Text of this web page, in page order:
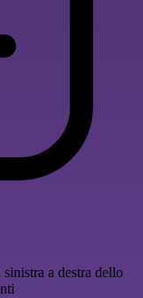
a destra dello